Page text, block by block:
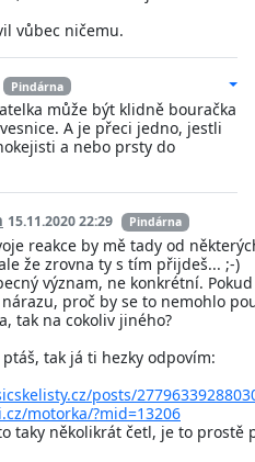
vůbec ničemu.
Pindárna
může být klidně bouračka
A je přeci jedno, jestli
a nebo prsty do
15.11.2020 22:29 Pindárna
reakce by mě tady od
že zrovna ty s tím přijdeš... ;-)
význam, ne konkrétní.
proč by se to nemohlo
tak na cokoliv jiného?
tak já ti hezky odpovím:
posts/
motorka/?mid=13206
taky několikrát četl, je to prostě